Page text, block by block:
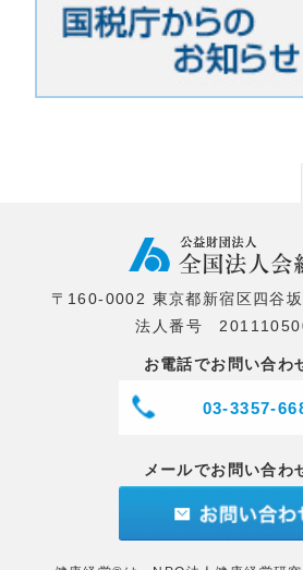
〒160-0002 東京都新宿区四谷
法人番号
お電話でお問い合わ
03-3357-
メールでお問い合わ